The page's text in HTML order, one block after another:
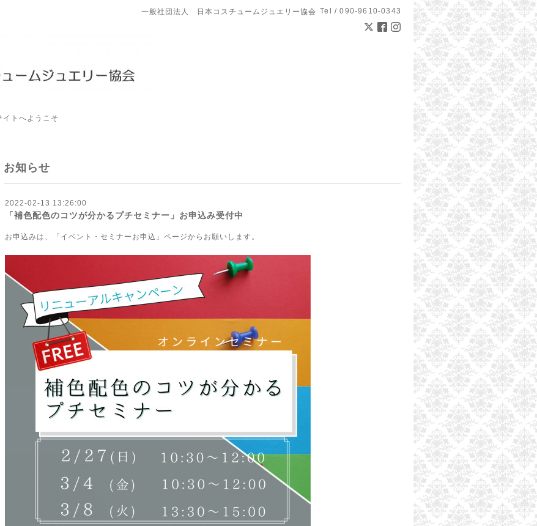
一般社団法人 日本コスチュームジュエリー協会 Tel / 090-9610-0343
イトへようこそ
お知らせ
2022-02-13 13:26:00
「補色配色のコツが分かるプチセミナー」お申込み受付中
お申込みは、「イベント・セミナーお申込」ページからお願いします。